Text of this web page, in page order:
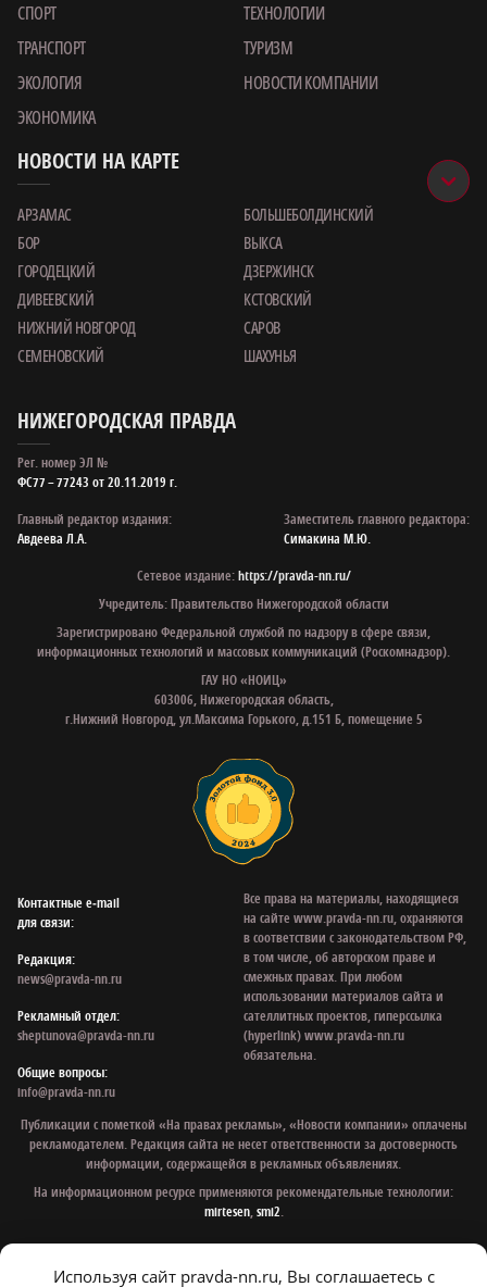
СПОРТ
ТЕХНОЛОГИИ
ТРАНСПОРТ
ТУРИЗМ
ЭКОЛОГИЯ
НОВОСТИ КОМПАНИИ
ЭКОНОМИКА
НОВОСТИ НА КАРТЕ
АРЗАМАС
БОЛЬШЕБОЛДИНСКИЙ
БОР
ВЫКСА
ГОРОДЕЦКИЙ
ДЗЕРЖИНСК
ДИВЕЕВСКИЙ
КСТОВСКИЙ
НИЖНИЙ НОВГОРОД
САРОВ
СЕМЕНОВСКИЙ
ШАХУНЬЯ
НИЖЕГОРОДСКАЯ ПРАВДА
Рег. номер ЭЛ №
ФС77 – 77243 от 20.11.2019 г.
Главный редактор издания:
Авдеева Л.А.
Заместитель главного редактора:
Симакина М.Ю.
Сетевое издание:https://pravda-nn.ru/
Учредитель: Правительство Нижегородской области
Зарегистрировано Федеральной службой по надзору в сфере связи,
информационных технологий и массовых коммуникаций (Роскомнадзор).
ГАУ НО «НОИЦ»
603006, Нижегородская область,
г.Нижний Новгород, ул.Максима Горького, д.151 Б, помещение 5
Контактные e‑mail
для связи:
Редакция:
news@pravda-nn.ru
Рекламный отдел:
sheptunova@pravda-nn.ru
Общие вопросы:
info@pravda-nn.ru
Все права на материалы, находящиеся
на сайте www.pravda-nn.ru, охраняются
в соответствии с законодательством РФ,
в том числе, об авторском праве и
смежных правах. При любом
использовании материалов сайта и
сателлитных проектов, гиперссылка
(hyperlink) www.pravda-nn.ru
обязательна.
Публикации с пометкой «На правах рекламы», «Новости компании» оплачены
рекламодателем. Редакция сайта не несет ответственности за достоверность
информации, содержащейся в рекламных объявлениях.
На информационном ресурсе применяются рекомендательные технологии:
mirtesen,smi2.
Используя сайт pravda-nn.ru, Вы соглашаетесь с